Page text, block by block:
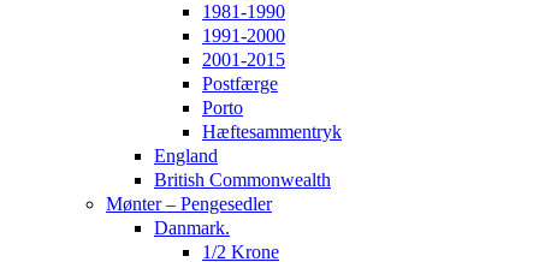
1981-1990
1991-2000
2001-2015
Postfærge
Porto
Hæftesammentryk
England
British Commonwealth
Mønter – Pengesedler
Danmark.
1/2 Krone